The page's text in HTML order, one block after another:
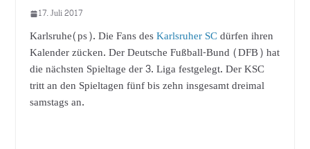
17. Juli 2017
Karlsruhe(ps). Die Fans desKarlsruher SCdürfen ihren
Kalender zücken. Der Deutsche Fußball-Bund (DFB) hat
die nächsten Spieltage der 3. Liga festgelegt. Der KSC
tritt an den Spieltagen fünf bis zehn insgesamt dreimal
samstags an.